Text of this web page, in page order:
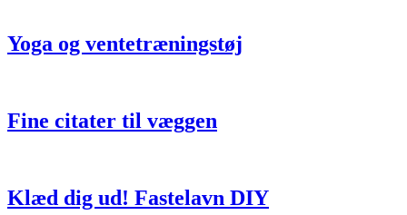
Yoga og ventetræningstøj
Fine citater til væggen
Klæd dig ud! Fastelavn DIY